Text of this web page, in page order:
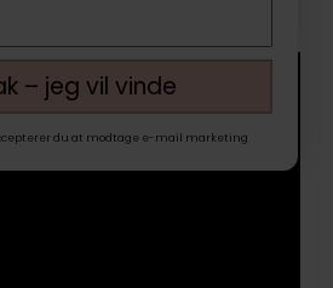
– jeg vil vinde
du at modtage e-mail marketing